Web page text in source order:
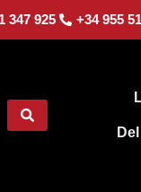
347 925 +34 955